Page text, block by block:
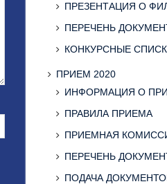
ПРЕЗЕНТАЦИЯ О
ПЕРЕЧЕНЬ
КОНКУРСНЫЕ
ПРИЕМ 2020
ИНФОРМАЦИЯ О
ПРАВИЛА ПРИЕМА
ПРИЕМНАЯ
ПЕРЕЧЕНЬ
ПОДАЧА